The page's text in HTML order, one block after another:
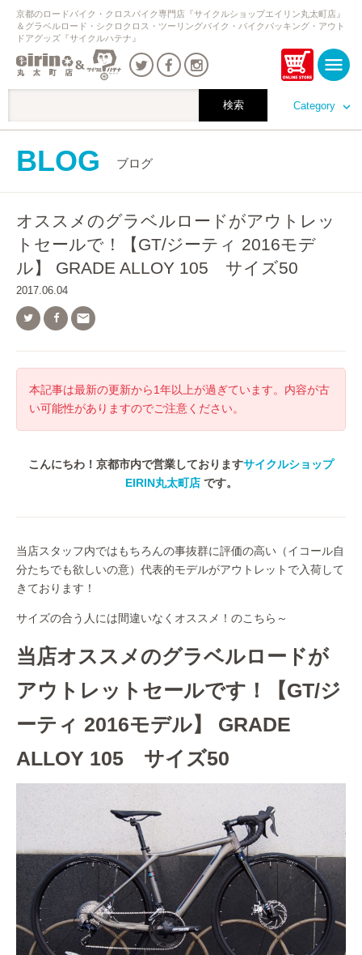
Category
京都のロードバイク・クロスバイク専門店『サイクルショップエイリン丸太町店』
＆グラベルロード・シクロクロス・ツーリングバイク・バイクパッキング・アウト
ドアグッズ『サイクルハテナ』
BLOG ブログ
オススメのグラベルロードがアウトレッ
トセールで！【GT/ジーティ 2016モデ
ル】 GRADE ALLOY 105 サイズ50
2017.06.04

本記事は最新の更新から1年以上が過ぎています。内容が古
い可能性がありますのでご注意ください。
こんにちわ！京都市内で営業しておりますサイクルショップ
EIRIN丸太町店です。
当店スタッフ内ではもちろんの事抜群に評価の高い（イコール自
分たちでも欲しいの意）代表的モデルがアウトレットで入荷して
きております！
サイズの合う人には間違いなくオススメ！のこちら～
当店オススメのグラベルロードが
アウトレットセールです！【GT/ジ
ーティ 2016モデル】 GRADE
ALLOY 105 サイズ50